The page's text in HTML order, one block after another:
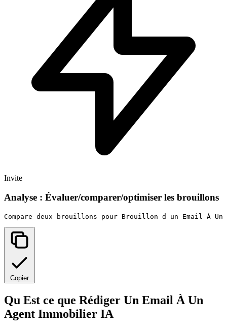
Invite
Analyse : Évaluer/comparer/optimiser les brouillons
Compare deux brouillons pour Brouillon d un Email À
Copier
Qu Est ce que Rédiger Un Email À Un
Agent Immobilier IA